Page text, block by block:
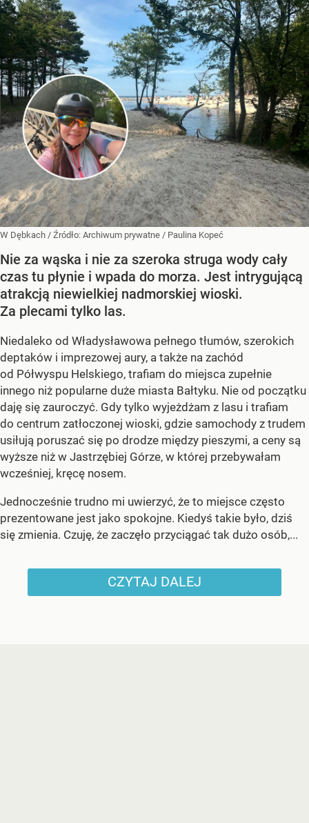
W Dębkach / Źródło: Archiwum prywatne / Paulina Kopeć
Nie za wąska i nie za szeroka struga wody cały
czas tu płynie i wpada do morza. Jest intrygującą
atrakcją niewielkiej nadmorskiej wioski.
Za plecami tylko las.
Niedaleko od Władysławowa pełnego tłumów, szerokich
deptaków i imprezowej aury, a także na zachód
od Półwyspu Helskiego, trafiam do miejsca zupełnie
innego niż popularne duże miasta Bałtyku. Nie od początku
daję się zauroczyć. Gdy tylko wyjeżdżam z lasu i trafiam
do centrum zatłoczonej wioski, gdzie samochody z trudem
usiłują poruszać się po drodze między pieszymi, a ceny są
wyższe niż w Jastrzębiej Górze, w której przebywałam
wcześniej, kręcę nosem.
Jednocześnie trudno mi uwierzyć, że to miejsce często
prezentowane jest jako spokojne. Kiedyś takie było, dziś
się zmienia. Czuję, że zaczęło przyciągać tak dużo osób,...
CZYTAJ DALEJ